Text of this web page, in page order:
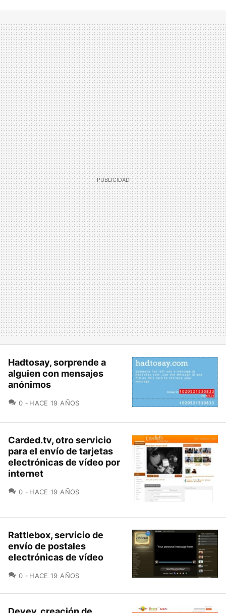
Hadtosay, sorprende a
alguien con mensajes
anónimos
0 COMENTARIOS
HACE 19 AÑOS
Carded.tv, otro servicio
para el envío de tarjetas
electrónicas de vídeo por
internet
0 COMENTARIOS
HACE 19 AÑOS
Rattlebox, servicio de
envío de postales
electrónicas de vídeo
0 COMENTARIOS
HACE 19 AÑOS